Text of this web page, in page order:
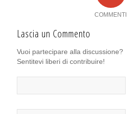
COMMENTI
Lascia un Commento
Vuoi partecipare alla discussione?
Sentitevi liberi di contribuire!